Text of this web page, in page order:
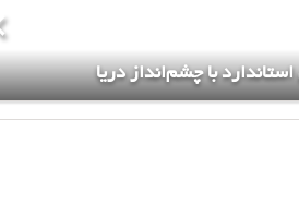
استاندارد با چشم‌انداز دریا